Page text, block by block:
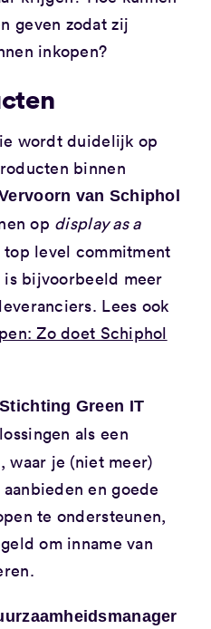
geven zodat zij
inkopen?
wordt duidelijk op
binnen
van Schiphol
op display as a
level commitment
is bijvoorbeeld meer
Lees ook
Zo doet Schiphol
Green IT
als een
waar je (niet meer)
en goede
te ondersteunen,
om inname van